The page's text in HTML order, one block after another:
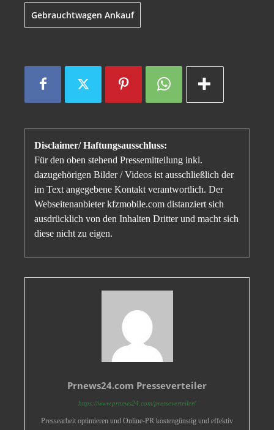
Gebrauchtwagen Ankauf
Disclaimer/ Haftungsausschluss:
Für den oben stehend Pressemitteilung inkl.
dazugehörigen Bilder / Videos ist ausschließlich der
im Text angegebene Kontakt verantwortlich. Der
Webseitenanbieter kfzmobile.com distanziert sich
ausdrücklich von den Inhalten Dritter und macht sich
diese nicht zu eigen.
Prnews24.com Presseverteiler
https://www.prnews24.com/presseverteiler/
Pressearbeit optimieren und Online-PR kostengünstig und effektiv